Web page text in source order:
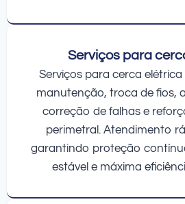
Serviços para
Serviços para cerca
manutenção, troca de fios,
correção de falhas e
perimetral. Atendimento
garantindo proteção
estável e máxima